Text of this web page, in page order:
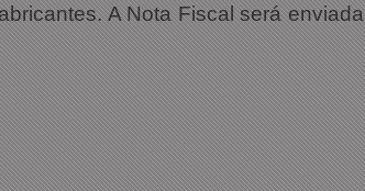
A Nota Fiscal será enviada